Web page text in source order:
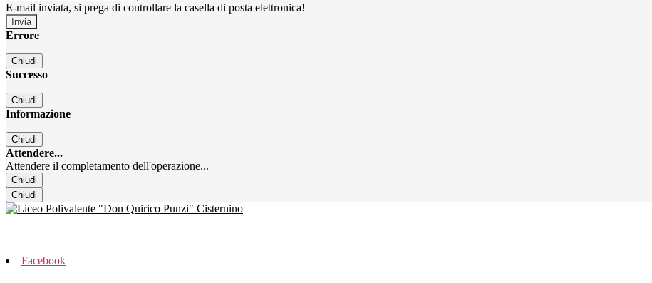
E-mail inviata, si prega di controllare la casella di posta elettronica!
Errore
Chiudi
Successo
Chiudi
Informazione
Chiudi
Attendere...
Attendere il completamento dell'operazione...
Chiudi
Chiudi
Facebook